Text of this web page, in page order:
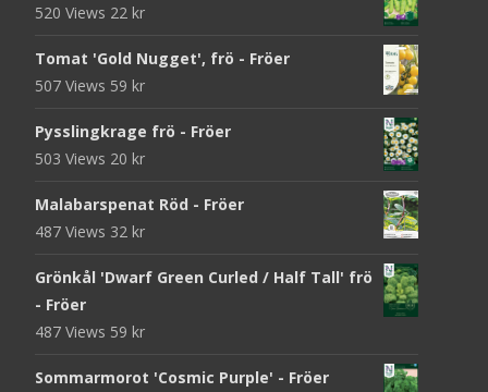
520 Views 22 kr
Tomat 'Gold Nugget', frö - Fröer
507 Views 59 kr
Pysslingkrage frö - Fröer
503 Views 20 kr
Malabarspenat Röd - Fröer
487 Views 32 kr
Grönkål 'Dwarf Green Curled / Half Tall' frö
- Fröer
487 Views 59 kr
Sommarmorot 'Cosmic Purple' - Fröer